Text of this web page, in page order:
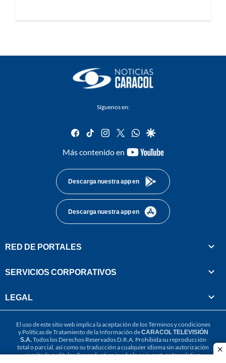
Síguenos en:
facebook
tiktok instagram
twitterwhatsapp
google
Más contenido en
youtube-
Descarga nuestra app en
Descarga nuestra app en
RED DE PORTALES
SERVICIOS CORPORATIVOS
LEGAL
El uso de este sitio web implica la aceptación de losTérminos y condiciones
y Políticas de Tratamiento de la Información deCARACOL TELEVISIÓN
S.A.Todos los Derechos Reservados D.R.A. Prohibida su reproducción
total o parcial, así como su traducción a cualquier idioma sin autorización
escrita de su titular. Reproduction in whole or in part, or translation